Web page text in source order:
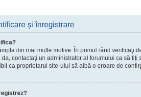
şi înregistrare
din mai multe motive. În primul rând verificaţi
contactaţi un administrator al forumului ca să fiţi
ca proprietarul site-ului să aibă o eroare de